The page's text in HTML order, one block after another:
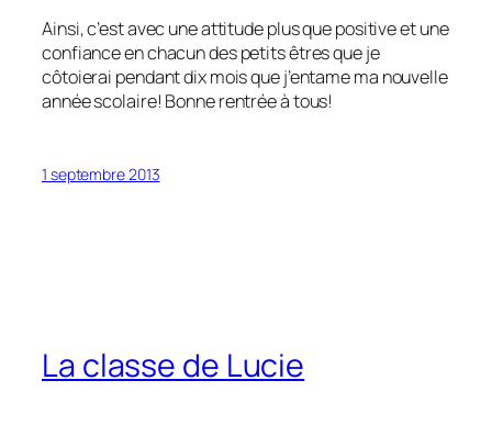
Ainsi, c’est avec une attitude plus que positive et une
confiance en chacun des petits êtres que je
côtoierai pendant dix mois que j’entame ma nouvelle
année scolaire! Bonne rentrée à tous!
1 septembre 2013
La classe de Lucie